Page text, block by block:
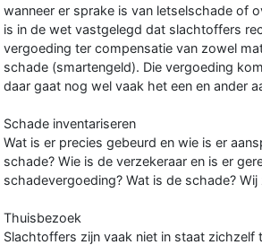
wanneer er sprake is van letselschade of
is in de wet vastgelegd dat slachtoffers
vergoeding ter compensatie van zowel
schade (smartengeld). Die vergoeding
daar gaat nog wel vaak het een en ander
Schade inventariseren
Wat is er precies gebeurd en wie is er
schade? Wie is de verzekeraar en is er
schadevergoeding? Wat is de schade?
Thuisbezoek
Slachtoffers zijn vaak niet in staat zichzelf